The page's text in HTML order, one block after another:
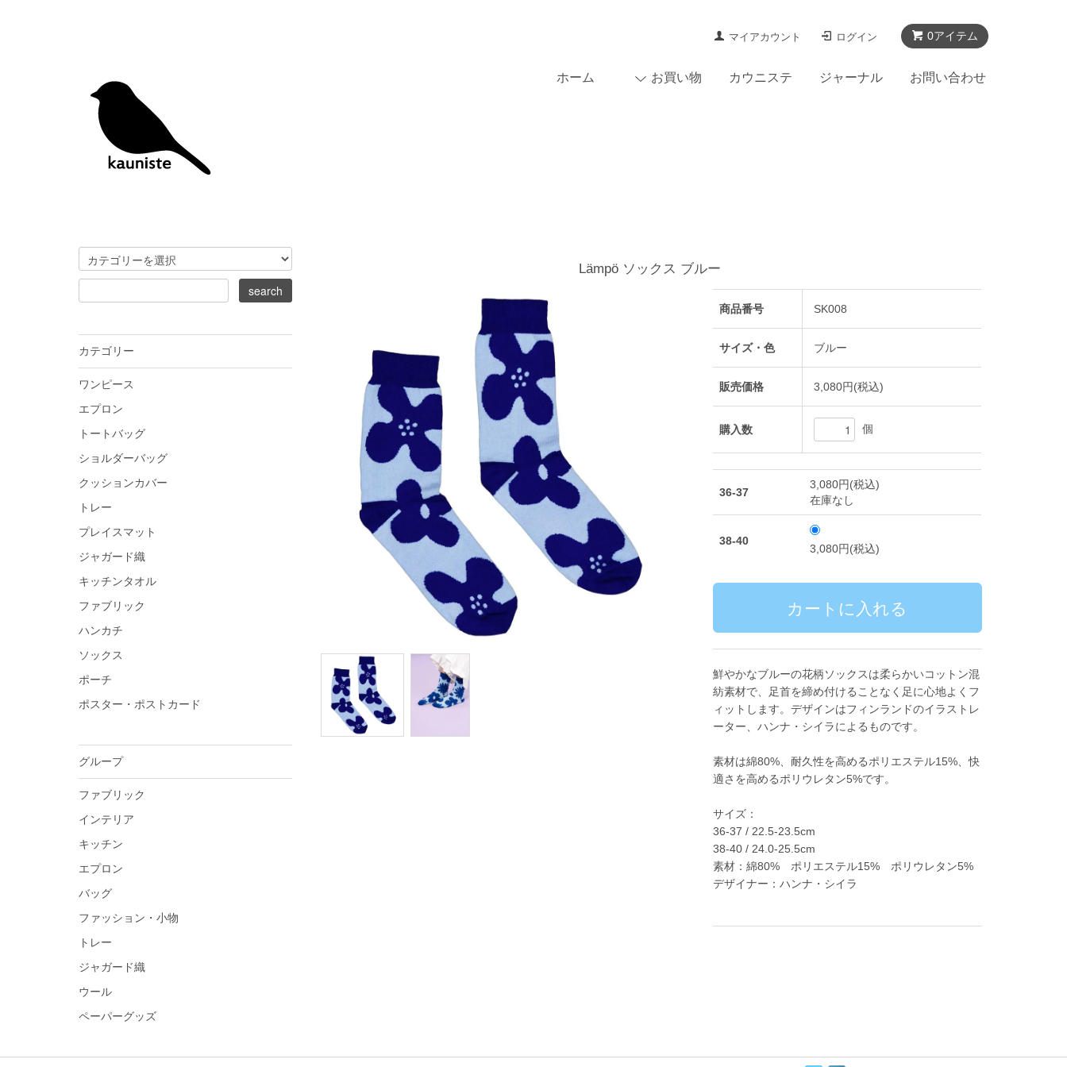
0アイテム
マイアカウント ログイン
ホーム お買い物 カウニステ ジャーナル お問い合わせ
Lämpö ソックス ブルー
商品番号 SK008
サイズ・色 ブルー
販売価格 3,080円(税込)
購入数 個
36-37
3,080円(税込)
在庫なし
38-40
3,080円(税込)
鮮やかなブルーの花柄ソックスは柔らかいコットン混
紡素材で、足首を締め付けることなく足に心地よくフ
ィットします。デザインはフィンランドのイラストレ
ーター、ハンナ・シイラによるものです。
素材は綿80%、耐久性を高めるポリエステル15%、快
適さを高めるポリウレタン5%です。
サイズ：
36-37 / 22.5-23.5cm
38-40 / 24.0-25.5cm
素材：綿80% ポリエステル15% ポリウレタン5%
デザイナー：ハンナ・シイラ
カテゴリー
ワンピース
エプロン
トートバッグ
ショルダーバッグ
クッションカバー
トレー
プレイスマット
ジャガード織
キッチンタオル
ファブリック
ハンカチ
ソックス
ポーチ
ポスター・ポストカード
グループ
ファブリック
インテリア
キッチン
エプロン
バッグ
ファッション・小物
トレー
ジャガード織
ウール
ペーパーグッズ